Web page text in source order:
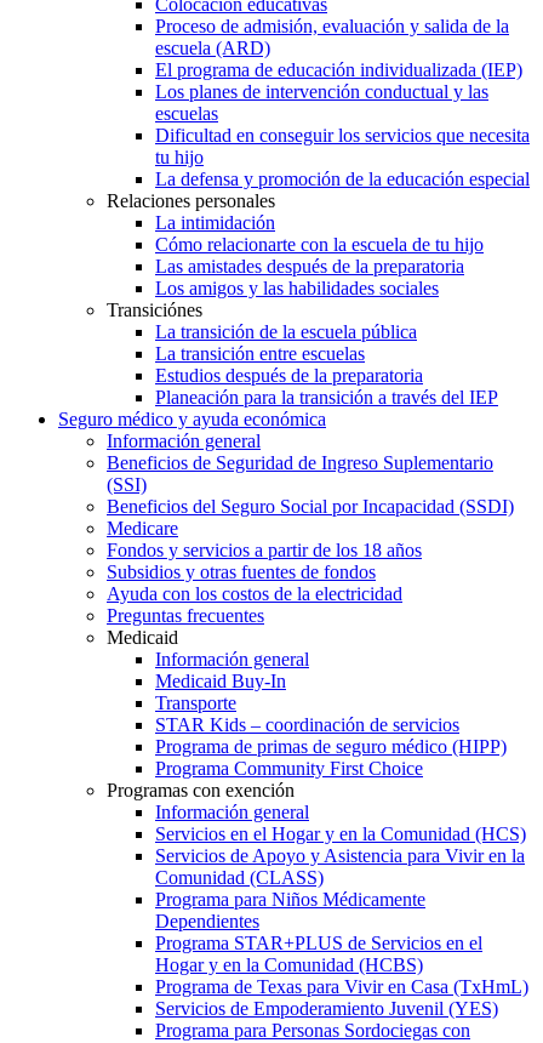
Proceso de admisión, evaluación y salida de la
escuela (ARD)
El programa de educación individualizada (IEP)
Los planes de intervención conductual y las
escuelas
Dificultad en conseguir los servicios que necesita
tu hijo
La defensa y promoción de la educación especial
Relaciones personales
La intimidación
Cómo relacionarte con la escuela de tu hijo
Las amistades después de la preparatoria
Los amigos y las habilidades sociales
Transiciónes
La transición de la escuela pública
La transición entre escuelas
Estudios después de la preparatoria
Planeación para la transición a través del IEP
Seguro médico y ayuda económica
Información general
Beneficios de Seguridad de Ingreso Suplementario
(SSI)
Beneficios del Seguro Social por Incapacidad (SSDI)
Medicare
Fondos y servicios a partir de los 18 años
Subsidios y otras fuentes de fondos
Ayuda con los costos de la electricidad
Preguntas frecuentes
Medicaid
Información general
Medicaid Buy-In
Transporte
STAR Kids – coordinación de servicios
Programa de primas de seguro médico (HIPP)
Programa Community First Choice
Programas con exención
Información general
Servicios en el Hogar y en la Comunidad (HCS)
Servicios de Apoyo y Asistencia para Vivir en la
Comunidad (CLASS)
Programa para Niños Médicamente
Dependientes
Programa STAR+PLUS de Servicios en el
Hogar y en la Comunidad (HCBS)
Programa de Texas para Vivir en Casa (TxHmL)
Servicios de Empoderamiento Juvenil (YES)
Programa para Personas Sordociegas con